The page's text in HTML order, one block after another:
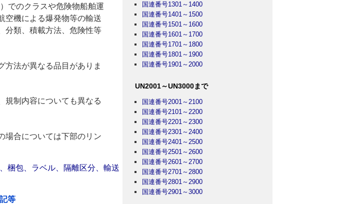
でのクラスや危険物船舶運
空機による爆発物等の輸送
分類、積載方法、危険性等
方法が異なる品目がありま
規制内容についても異なる
場合については下部のリン
梱包、ラベル、隔離区分、輸送
等
国連番号1301～1400
国連番号1401～1500
国連番号1501～1600
国連番号1601～1700
国連番号1701～1800
国連番号1801～1900
国連番号1901～2000
UN2001～UN3000まで
国連番号2001～2100
国連番号2101～2200
国連番号2201～2300
国連番号2301～2400
国連番号2401～2500
国連番号2501～2600
国連番号2601～2700
国連番号2701～2800
国連番号2801～2900
国連番号2901～3000